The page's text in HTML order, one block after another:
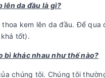
lên da đầu là gì?
kem lên da đầu. Để qua
tốt).
bì khác nhau như thế nào?
chúng tôi. Chúng tôi